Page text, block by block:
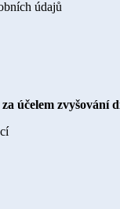
údajů
účelem